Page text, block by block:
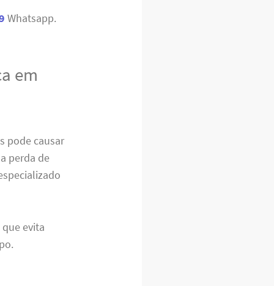
Whatsapp.
em
pode causar
perda de
evita